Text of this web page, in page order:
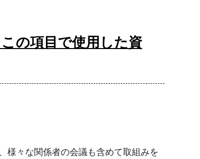
の項目で使用した資
様々な関係者の会議も含めて取組みを